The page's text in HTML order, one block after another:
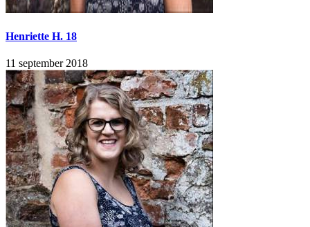
Henriette H. 18
11 september 2018